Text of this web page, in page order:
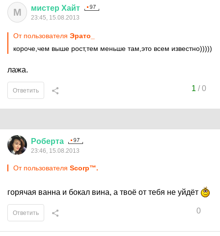
М мистер Хайт
23:45, 15.08.2013
От пользователя Эрато_
короче,чем выше рост,тем меньше там,это всем известно)))))
лажа.
1 /0
Ответить
Роберта
23:46, 15.08.2013
От пользователя Scorp™.
горячая ванна и бокал вина, а твоё от тебя не уйдёт
0
Ответить